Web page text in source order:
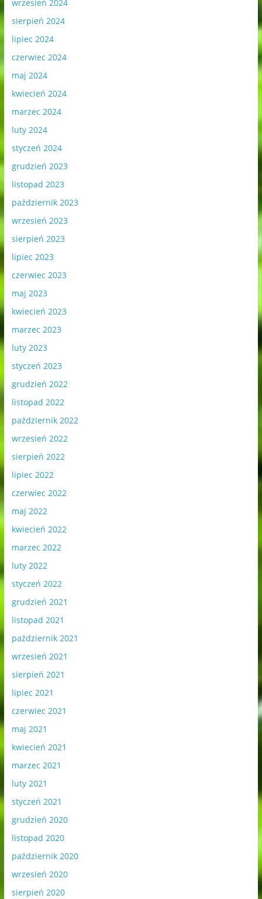
wrzesień 2024
sierpień 2024
lipiec 2024
czerwiec 2024
maj 2024
kwiecień 2024
marzec 2024
luty 2024
styczeń 2024
grudzień 2023
listopad 2023
październik 2023
wrzesień 2023
sierpień 2023
lipiec 2023
czerwiec 2023
maj 2023
kwiecień 2023
marzec 2023
luty 2023
styczeń 2023
grudzień 2022
listopad 2022
październik 2022
wrzesień 2022
sierpień 2022
lipiec 2022
czerwiec 2022
maj 2022
kwiecień 2022
marzec 2022
luty 2022
styczeń 2022
grudzień 2021
listopad 2021
październik 2021
wrzesień 2021
sierpień 2021
lipiec 2021
czerwiec 2021
maj 2021
kwiecień 2021
marzec 2021
luty 2021
styczeń 2021
grudzień 2020
listopad 2020
październik 2020
wrzesień 2020
sierpień 2020